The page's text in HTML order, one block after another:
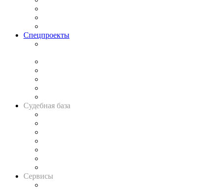
Спецпроекты
Судебная база
Сервисы